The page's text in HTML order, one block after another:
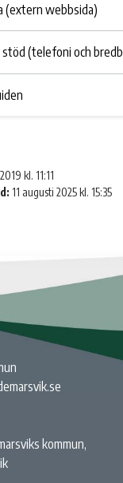
(extern webbsida)
stöd (telefoni och
kl. 11:11
11 augusti 2025 kl. 15:35
kommun,